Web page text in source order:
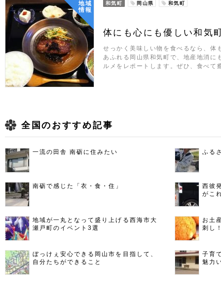
地域
情報
和気町 岡山県 和気町
体にも心にも優しい和気
せっかく美味しい物を食べるなら、体
あふれる岡山県和気町で、地産地消に
ルメをレポートします。ぜひ、食べ
全国のおすすめ記事
一流の田舎 南砺に住みたい ふる
南砺で感じた「衣・食・住」
西彼
がこ
地域が一丸となって盛り上げる西海市大
瀬戸町のイベント3選
お土
刺し
ぼっけぇ安心できる岡山市を目指して、
自分たちができること
子育
魅力